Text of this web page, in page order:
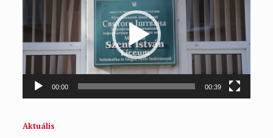
00:00 00:39
Aktuális